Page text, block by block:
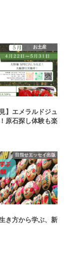
お土産
】エメラルドジュ
原石探し体験も楽
目指せエッセイ出版
き方から学ぶ、新